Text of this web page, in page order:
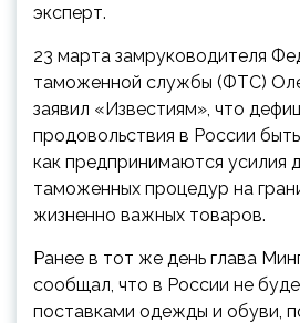
эксперт.
23 марта замруководителя
таможенной службы (ФТС)
заявил «Известиям», что
продовольствия в России
как предпринимаются усилия
таможенных процедур на
жизненно важных товаров.
Ранее в тот же день глава
сообщал, что в России не
поставками одежды и обуви,